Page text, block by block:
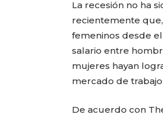
La recesión no ha
recientemente
femeninos desde
salario entre
mujeres hayan
mercado de
De acuerdo con